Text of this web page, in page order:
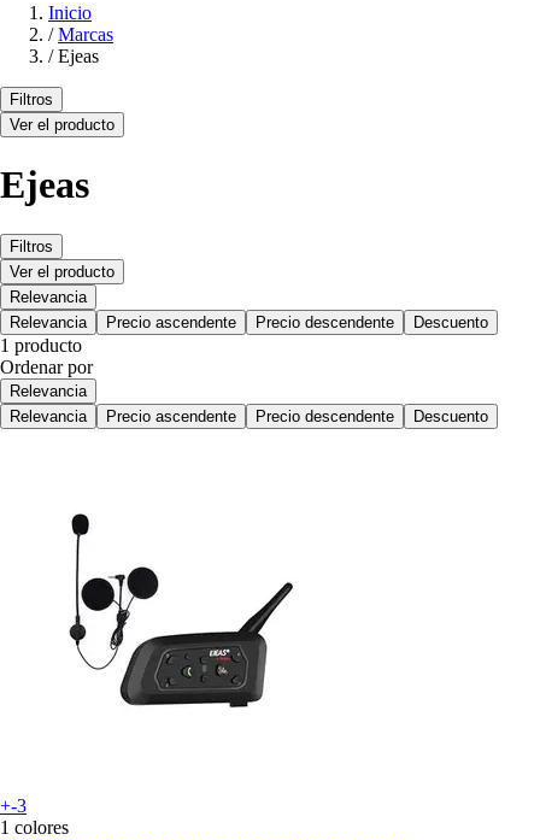
Inicio
/ Marcas
/ Ejeas
Filtros
Ver el producto
Ejeas
Filtros
Ver el producto
Relevancia
Relevancia
Precio ascendente Precio descendente Descuento
1 producto
Ordenar por
Relevancia
Relevancia
Precio ascendente Precio descendente Descuento
+-3
1 colores